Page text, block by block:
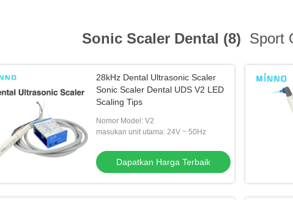
Sonic Scaler Dental (8) Sport
28kHz Dental Ultrasonic Scaler
Sonic Scaler Dental UDS V2 LED
Scaling Tips
Nomor Model: V2
masukan unit utama: 24V ~ 50Hz
Dapatkan Harga Terbaik